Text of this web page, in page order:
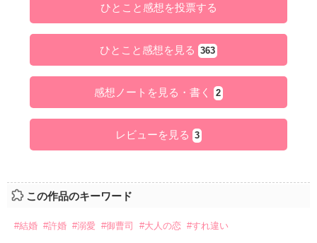
ひとこと感想を投票する
ひとこと感想を見る 363
感想ノートを見る・書く 2
レビューを見る 3
この作品のキーワード
#結婚 #許婚 #溺愛 #御曹司 #大人の恋 #すれ違い